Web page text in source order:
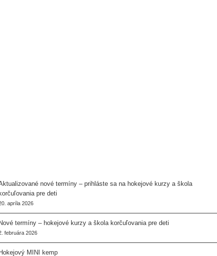
nové termíny – prihláste sa na hokejové kurzy a škola
pre deti
apríla 2026
termíny – hokejové kurzy a škola korčuľovania pre deti
februára 2026
MINI kemp